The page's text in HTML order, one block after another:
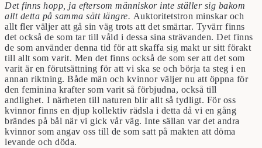
Det finns hopp, ja eftersom människor inte ställer sig bakom
allt detta på samma sätt längre. Auktoritetstron minskar och
allt fler väljer att gå sin väg trots att det smärtar. Tyvärr finns
det också de som tar till våld i dessa sina strävanden. Det finns
de som använder denna tid för att skaffa sig makt ur sitt förakt
till allt som varit. Men det finns också de som ser att det som
varit är en förutsättning för att vi ska se och börja ta steg i en
annan riktning. Både män och kvinnor väljer nu att öppna för
den feminina krafter som varit så förbjudna, också till
andlighet. I närheten till naturen blir allt så tydligt. För oss
kvinnor finns en djup kollektiv rädsla i detta då vi en gång
brändes på bål när vi gick vår väg. Inte sällan var det andra
kvinnor som angav oss till de som satt på makten att döma
levande och döda.